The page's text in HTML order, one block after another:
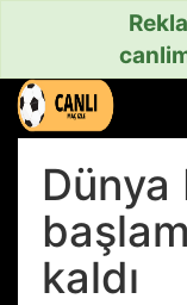
Dünya
kaldı